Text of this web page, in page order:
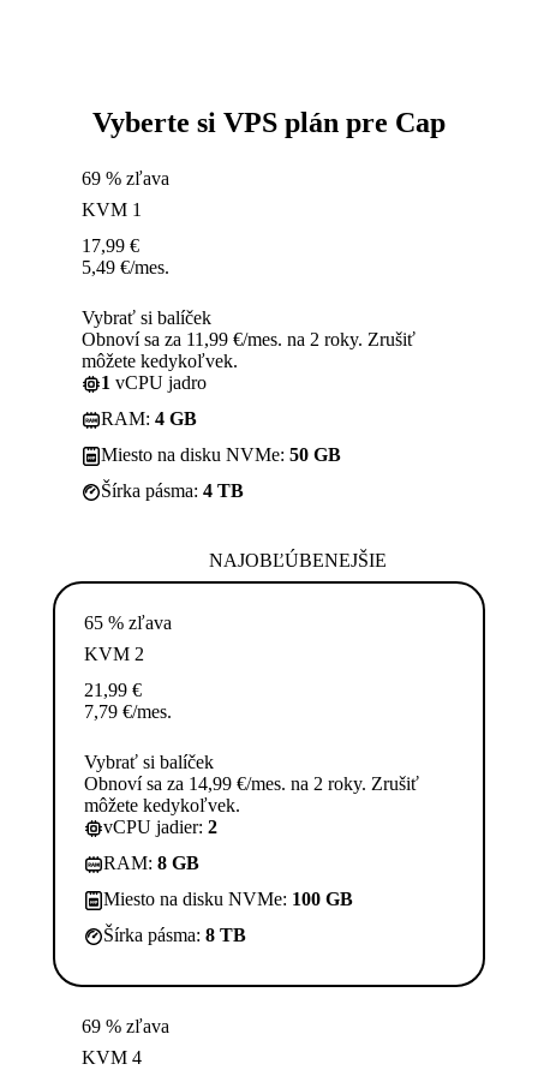
Vyberte si VPS plán pre Cap
69 % zľava
KVM 1
17,99 €
5,49 €/mes.
Vybrať si balíček
Obnoví sa za 11,99 €/mes. na 2 roky. Zrušiť
môžete kedykoľvek.
1 vCPU jadro
RAM: 4 GB
Miesto na disku NVMe: 50 GB
Šírka pásma: 4 TB
NAJOBĽÚBENEJŠIE
65 % zľava
KVM 2
21,99 €
7,79 €/mes.
Vybrať si balíček
Obnoví sa za 14,99 €/mes. na 2 roky. Zrušiť
môžete kedykoľvek.
vCPU jadier: 2
RAM: 8 GB
Miesto na disku NVMe: 100 GB
Šírka pásma: 8 TB
69 % zľava
KVM 4